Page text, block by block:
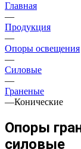
Главная
—
Продукция
—
Опоры освещения
—
Силовые
—
Граненые
—Конические
Опоры
силовые